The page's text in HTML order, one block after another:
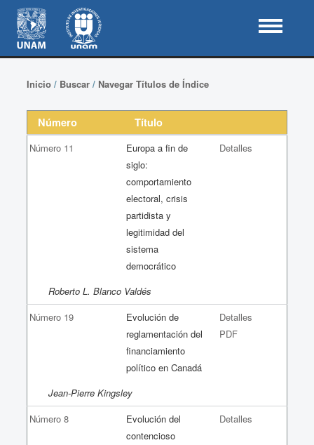
Inicio/ Buscar/ Navegar Títulos de Índice
Número Título
Número 11
Europa a fin de
siglo:
comportamiento
electoral, crisis
partidista y
legitimidad del
sistema
democrático
Detalles
Roberto L. Blanco Valdés
Número 19
Evolución de
reglamentación del
financiamiento
político en Canadá
Detalles
PDF
Jean-Pierre Kingsley
Número 8
Evolución del
contencioso
Detalles